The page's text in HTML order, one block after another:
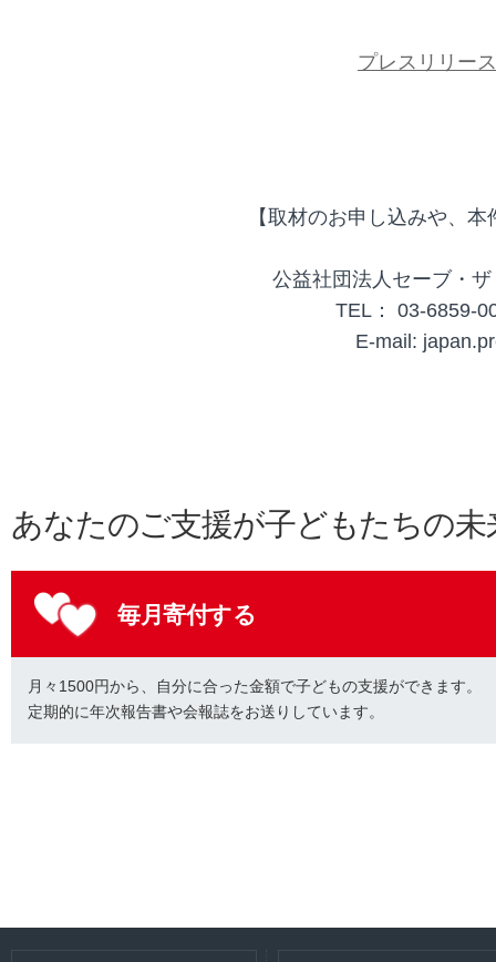
プレスリリー
【取材のお申し込みや、
公益社団法人セーブ・
TEL： 03-6859-
E-mail:
あなたのご支援が子どもたちの
毎月寄付する
月々1500円から、自分に合った金額で子どもの支援ができます。
定期的に年次報告書や会報誌をお送りしています。